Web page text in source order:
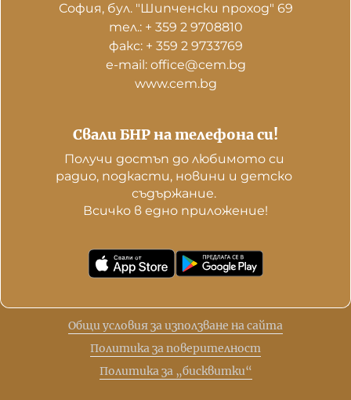
Свали БНР на телефона си!
Получи достъп до любимото си
радио, подкасти, новини и детско
съдържание.
Всичко в едно приложение!
София, бул. "Шипченски проход" 69
тел.: + 359 2 9708810
факс: + 359 2 9733769
е-mail: office@cem.bg
www.cem.bg
Общи условия за използване на сайта
Политика за поверителност
Политика за „бисквитки“